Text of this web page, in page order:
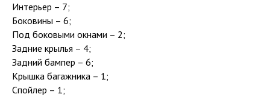
Интерьер – 7;
Боковины – 6;
Под боковыми окнами – 2;
Задние крылья – 4;
Задний бампер – 6;
Крышка багажника – 1;
Спойлер – 1;